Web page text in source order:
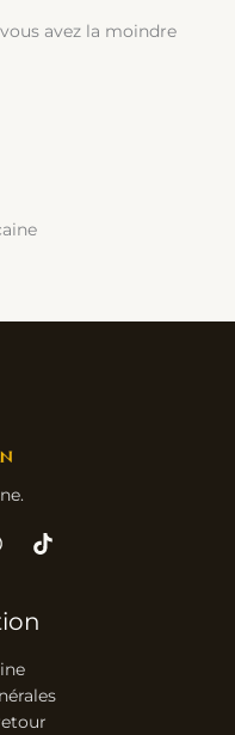
avez la moindre